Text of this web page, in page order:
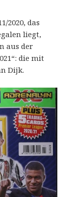
2020, das
liegt,
aus der
die mit
Dijk.